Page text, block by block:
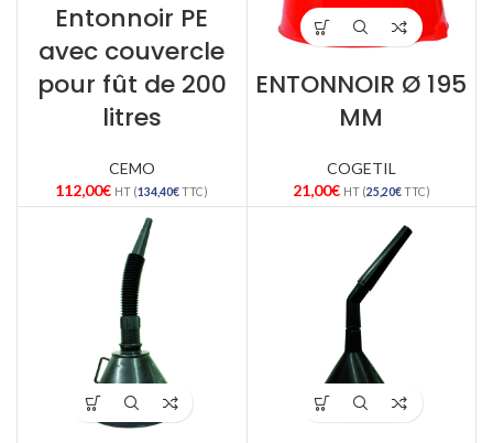
Entonnoir PE
avec couvercle
pour fût de 200
litres
CEMO
112,00€ HT (134,40€TTC)
ENTONNOIR Ø 195
MM
COGETIL
21,00€ HT (25,20€TTC)